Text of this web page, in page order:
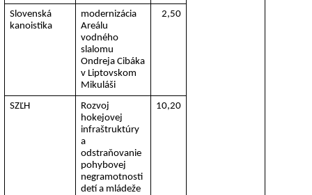
Slovenská
kanoistika
modernizácia
Areálu
vodného
slalomu
Ondreja Cibáka
v Liptovskom
Mikuláši
2,50
SZĽH
Rozvoj
hokejovej
infraštruktúry
a
odstraňovanie
pohybovej
negramotnosti
detí a mládeže
10,20